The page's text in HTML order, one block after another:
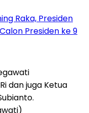
Raka, Presiden
Presiden ke 9